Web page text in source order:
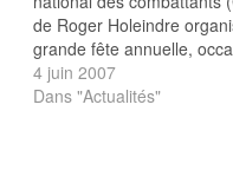
de Roger Holeindre
grande fête annuelle,
également d’une importante
cérémonie de remise de la
4 juin 2007
Dans "Actualités"